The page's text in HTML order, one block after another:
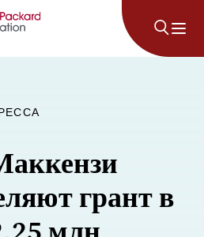
грант в